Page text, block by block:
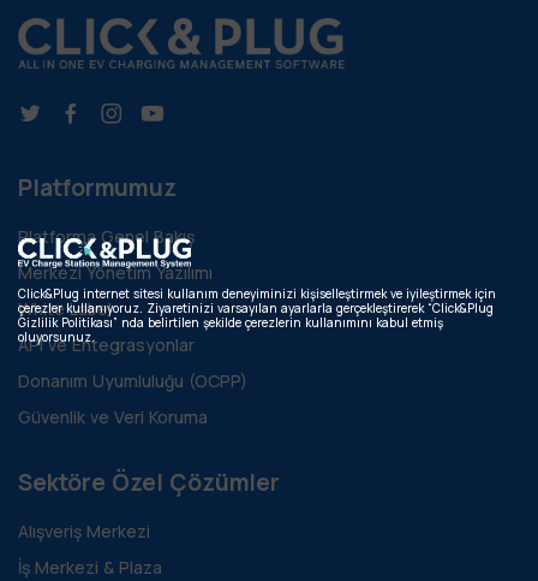
Platformumuz
Platforma Genel Bakış
Merkezi Yönetim Yazılımı
White Label
API ve Entegrasyonlar
Donanım Uyumluluğu (OCPP)
Güvenlik ve Veri Koruma
Sektöre Özel Çözümler
Alışveriş Merkezi
İş Merkezi & Plaza
Click&Plug internet sitesi kullanım deneyiminizi kişiselleştirmek ve iyileştirmek için
çerezler kullanıyoruz. Ziyaretinizi varsayılan ayarlarla gerçekleştirerek “Click&Plug
Gizlilik Politikası” nda belirtilen şekilde çerezlerin kullanımını kabul etmiş
oluyorsunuz.